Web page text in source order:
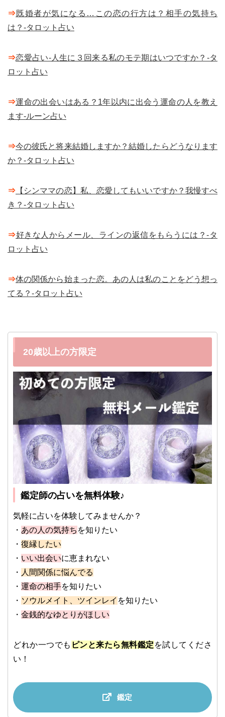
⇒既婚者が気になる…この恋の行方は？相手の気持ち
は？-タロット占い
⇒恋愛占い-人生に３回来る私のモテ期はいつですか？-タ
ロット占い
⇒運命の出会いはある？1年以内に出会う運命の人を教え
ます-ルーン占い
⇒今の彼氏と将来結婚しますか？結婚したらどうなります
か？-タロット占い
⇒ 【シンママの恋】私、恋愛してもいいですか？我慢すべ
き？-タロット占い
⇒好きな人からメール、ラインの返信をもらうには？-タ
ロット占い
⇒体の関係から始まった恋。あの人は私のことをどう想っ
てる？-タロット占い
20歳以上の方限定
鑑定師の占いを無料体験♪
気軽に占いを体験してみませんか？
・ あの人の気持ち を知りたい
・ 復縁したい
・ いい出会いに恵まれない
・ 人間関係に悩んでる
・ 運命の相手を知りたい
・ ソウルメイト、ツインレイ を知りたい
・ 金銭的なゆとりがほしい
どれか一つでも ピンと来たら無料鑑定 を試してくださ
い！
鑑定